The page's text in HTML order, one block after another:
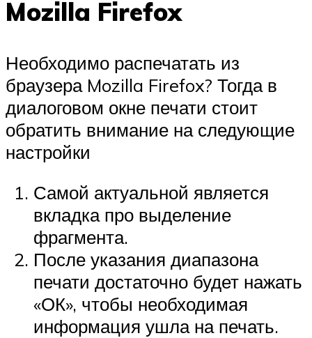
Mozilla Firefox
Необходимо распечатать из
браузера Mozilla Firefox? Тогда в
диалоговом окне печати стоит
обратить внимание на следующие
настройки
Самой актуальной является
вкладка про выделение
фрагмента.
После указания диапазона
печати достаточно будет нажать
«ОК», чтобы необходимая
информация ушла на печать.